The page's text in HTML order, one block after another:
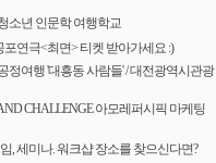
소년 인문학 여행학교
연극<최면> 티켓 받아가세요 :)
정여행 '대흥동 사람들' / 대전광역시관광
CHALLENGE 아모레퍼시픽 마케팅
, 세미나. 워크샵 장소를 찾으신다면?